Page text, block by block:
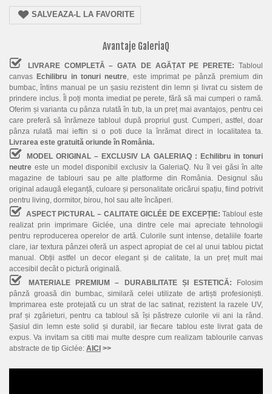
SALVEAZA-L LA FAVORITE
Avantaje GaleriaQ
LIVRARE COMPLETĂ – GATA DE AGĂȚAT PE PERETE:Tabloul
canvasEchilibru in tonuri neutre, este imprimat pe pânză premium din
bumbac, întins manual pe un șasiu rezistent din lemn și livrat cu sistem de
prindere inclus. Îl poți monta imediat pe perete, fără să mai cumperi o ramă.
Oferim și varianta cu pânza rulată în tub, la un preț mai avantajos, pentru cei
care preferă să înrămeze tabloul după propriul gust. Cumperi, astfel, doar
pânza rulată mai ieftin si o poti duce la înrămat direct in localitatea ta.
Livrarea este gratuită oriunde în România.
MODEL ORIGINAL – EXCLUSIV LA GALERIAQ : Echilibru in tonuri
neutre este un model disponibil exclusiv la GaleriaQ. Nu îl vei găsi în alte
magazine de tablouri sau pe alte platforme din România. Designul său
original adaugă eleganță, culoare și personalitate oricărui spațiu, fiind potrivit
pentru living, dormitor, birou, hol sau alte încăperi.
ASPECT PICTURAL – CALITATE GICLÉE DE EXCEPȚIE: Tabloul este
realizat prin imprimare Giclée, una dintre cele mai apreciate tehnologii
pentru reproducerea operelor de artă. Culorile sunt intense, detaliile foarte
clare, iar textura pânzei oferă un aspect apropiat de cel al unui tablou pictat
manual. Obții astfel un decor elegant și de calitate, la un preț mult mai
accesibil decât o pictură originală.
MATERIALE PREMIUM – DURABILITATE ȘI ESTETICĂ: Folosim
pânză groasă din bumbac, similară celei utilizate de artiști profesioniști.
Imprimarea este protejată cu un strat de lac satinat, rezistent la razele UV,
praf și zgârieturi, pentru ca tabloul să își păstreze culorile vii ani la rând.
Șasiul din lemn este solid și durabil, iar fiecare tablou este livrat gata de
expus. Va invitam sa cititi mai multe despre cum realizam tablourile canvas
abstracte de tip Giclée: AICI >>